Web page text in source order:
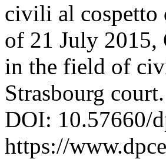
civili al cospetto
of 21 July
in the field of
Strasbourg court.
DOI: 10.57660/
https://